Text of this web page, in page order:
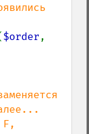
$order
F,